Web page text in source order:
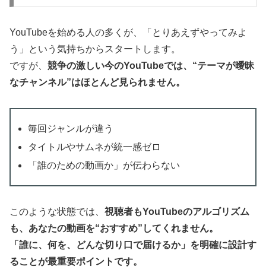
YouTubeを始める人の多くが、「とりあえずやってみよ
う」という気持ちからスタートします。
ですが、 競争の激しい今のYouTubeでは、“テーマが曖昧
なチャンネル”はほとんど見られません。
毎回ジャンルが違う
タイトルやサムネが統一感ゼロ
「誰のための動画か」が伝わらない
このような状態では、 視聴者もYouTubeのアルゴリズム
も、あなたの動画を“おすすめ”してくれません。
「誰に、何を、どんな切り口で届けるか」を明確に設計す
ることが最重要ポイントです。